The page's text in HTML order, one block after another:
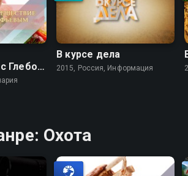
Глебом
В курсе дела
2015, Россия, Информация
Охота